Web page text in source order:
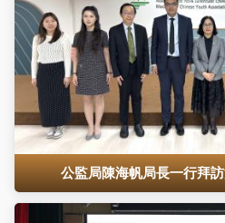
公監局陳海帆局長一行拜